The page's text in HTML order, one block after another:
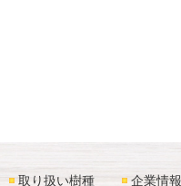
取り扱い樹種 企業情報